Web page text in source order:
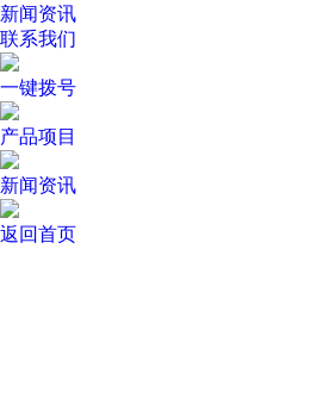
新闻资讯
联系我们
一键拨号
产品项目
新闻资讯
返回首页